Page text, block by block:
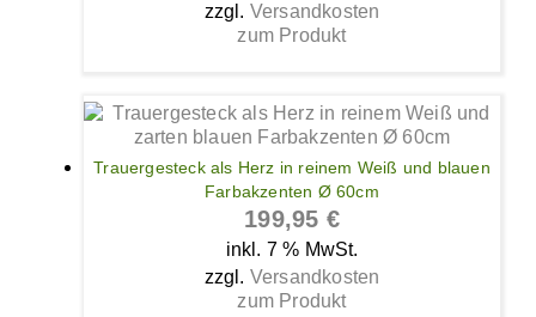
zzgl. Versandkosten
zum Produkt
Trauergesteck als Herz in reinem Weiß und blauen
Farbakzenten Ø 60cm
199,95 €
inkl. 7 % MwSt.
zzgl. Versandkosten
zum Produkt